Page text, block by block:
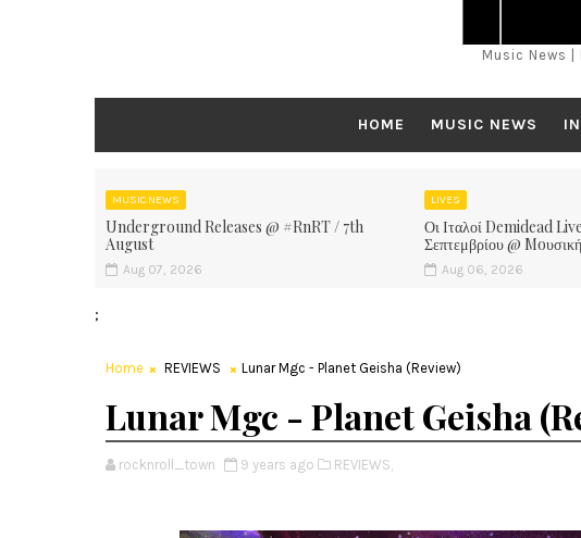
Music News
HOME MUSIC NEWS
MUSIC NEWS
Underground Releases @ #RnRT / 7th
August
Aug 07, 2026
LIVES
Οι Ιταλοί Demidead
Σεπτεμβρίου @
Aug 06, 2026
;
Home REVIEWS Lunar Mgc - Planet Geisha (Review)
Lunar Mgc - Planet Geisha
rocknroll_town 9 years ago REVIEWS,